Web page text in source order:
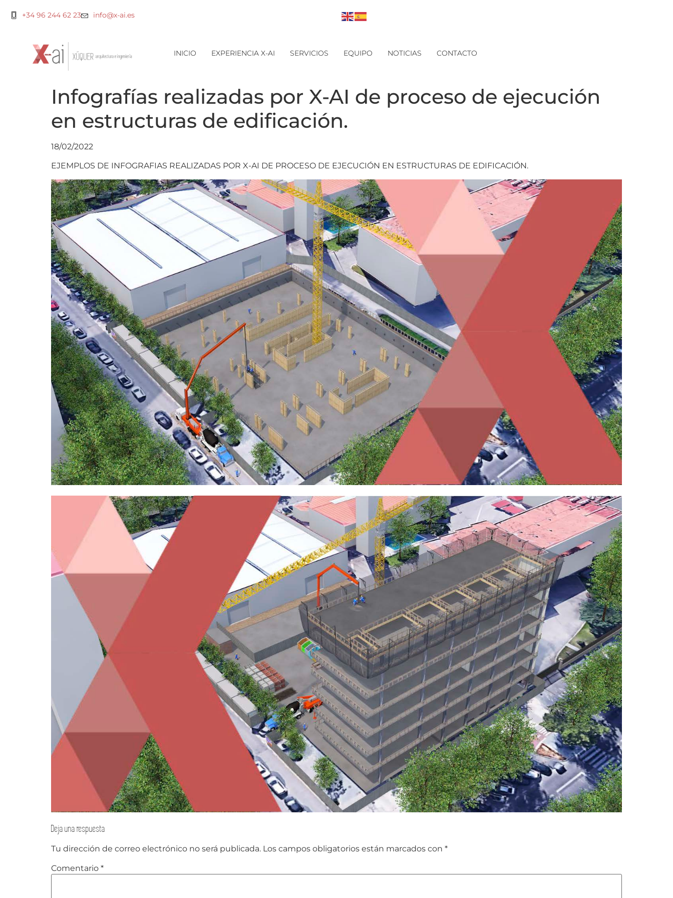
+34 96 244 62 23 info@x-ai.es
INICIO EXPERIENCIA X-AI SERVICIOS EQUIPO NOTICIAS CONTACTO
Infografías realizadas por X-AI de proceso de ejecución
en estructuras de edificación.
18/02/2022
EJEMPLOS DE INFOGRAFIAS REALIZADAS POR X-AI DE PROCESO DE EJECUCIÓN EN ESTRUCTURAS DE EDIFICACIÓN.
Deja una respuesta
Tu dirección de correo electrónico no será publicada. Los campos obligatorios están marcados con *
Comentario *